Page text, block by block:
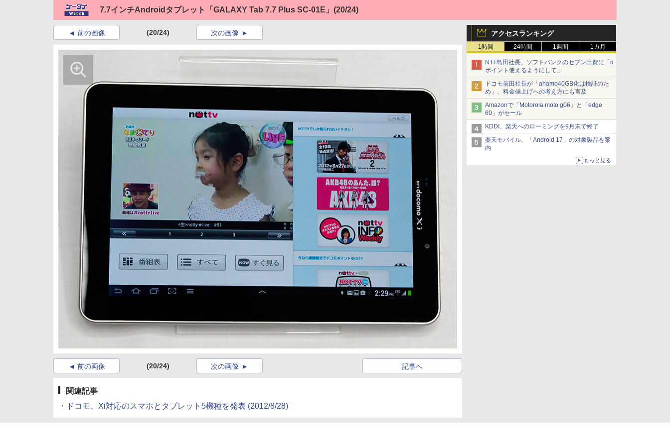
7.7インチAndroidタブレット「GALAXY Tab 7.7 Plus SC-01E」 (20/24)
アクセスランキング
1時間 24時間 1週間 1カ月
NTT島田社長、ソフトバンクのセブン出資に「d
ポイント使えるようにして」
ドコモ前田社長が「ahamo40GB化は検証のた
め」、料金値上げへの考え方にも言及
Amazonで「Motorola moto g06」と「edge
60」がセール
KDDI、楽天へのローミングを9月末で終了
楽天モバイル、「Android 17」の対象製品を案
内
もっと見る
前の画像 (20/24) 次の画像
前の画像 (20/24) 記事へ
次の画像
関連記事
・
ドコモ、Xi対応のスマホとタブレット5機種を発表 (2012/8/28)